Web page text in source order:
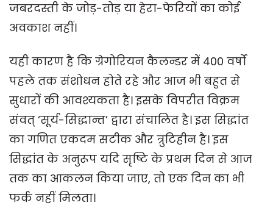
जबरदस्ती के जोड़-तोड़ या हेरा-फेरियों का कोई
अवकाश नहीं।
यही कारण है कि ग्रेगोरियन कैलन्डर में 400 वर्षों
पहले तक संशोधन होते रहे और आज भी बहुत से
सुधारों की आवश्यकता है। इसके विपरीत विक्रम
संवत् ‘सूर्य-सिद्धान्त’ द्वारा संचालित है। इस सिद्धांत
का गणित एकदम सटीक और त्रुटिहीन है। इस
सिद्धांत के अनुरूप यदि सृष्टि के प्रथम दिन से आज
तक का आकलन किया जाए, तो एक दिन का भी
फर्क नहीं मिलता।